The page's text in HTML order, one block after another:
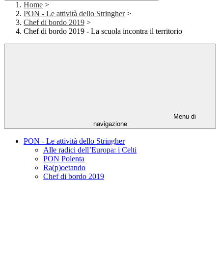
Home >
PON - Le attività dello Stringher >
Chef di bordo 2019 >
Chef di bordo 2019 - La scuola incontra il territorio
Menu di
navigazione
PON - Le attività dello Stringher
Alle radici dell’Europa: i Celti
PON Polenta
Ra(p)oetando
Chef di bordo 2019